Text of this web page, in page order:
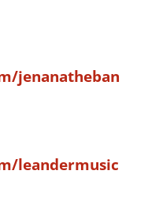
jenanatheban
leandermusic